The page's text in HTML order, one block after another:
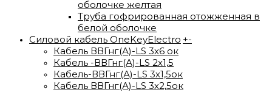
оболочке желтая
Труба гофрированная отожженная в
белой оболочке
Силовой кабель OneKeyElectro +-
Кабель ВВГнг(А)-LS 3х6 ок
Кабель -ВВГнг(А)-LS 2х1,5
Кабель-ВВГнг(А)-LS 3х1,5ок
Кабель ВВГнг(А)-LS 3х2,5ок